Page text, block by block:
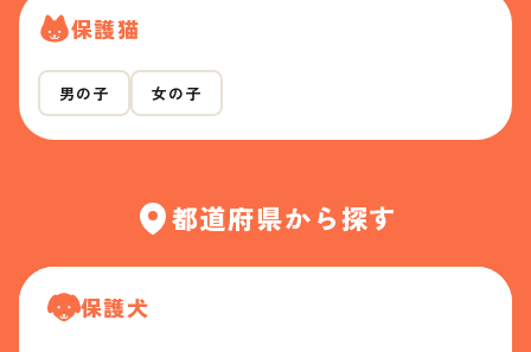
保護猫
男の子 女の子
都道府県から探す
保護犬